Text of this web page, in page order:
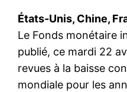
États-Unis, Chine,
Le Fonds monétaire
publié, ce mardi 22
revues à la baisse
mondiale pour les